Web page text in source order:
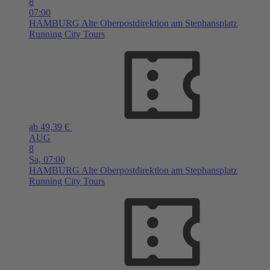
07:00
HAMBURG Alte Oberpostdirektion am Stephansplatz
Running City Tours
ab 49,39 €
AUG
8
Sa, 07:00
HAMBURG Alte Oberpostdirektion am Stephansplatz
Running City Tours